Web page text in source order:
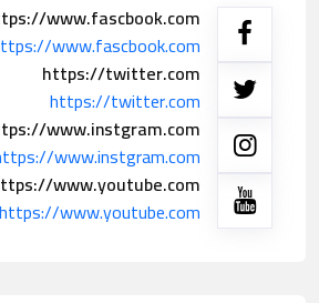
www.fascbook.com
www.fascbook.com
https://twitter.com
https://twitter.com
www.instgram.com
www.instgram.com
www.youtube.com
https://www.youtube.com